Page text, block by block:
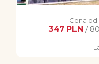
Cena od:
347 PLN /